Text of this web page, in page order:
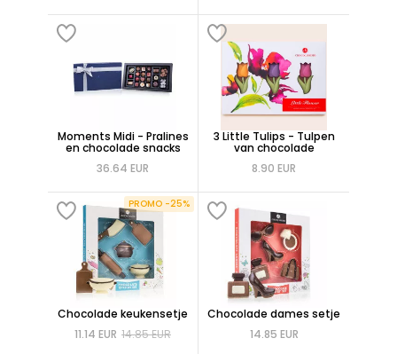
Moments Midi - Pralines
en chocolade snacks
36.64 EUR
3 Little Tulips - Tulpen
van chocolade
8.90 EUR
PROMO -25%
Chocolade keukensetje
11.14 EUR 14.85 EUR
Chocolade dames setje
14.85 EUR